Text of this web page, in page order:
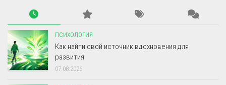
ПСИХОЛОГИЯ
Как найти свой источник вдохновения для
развития
07.08.2026